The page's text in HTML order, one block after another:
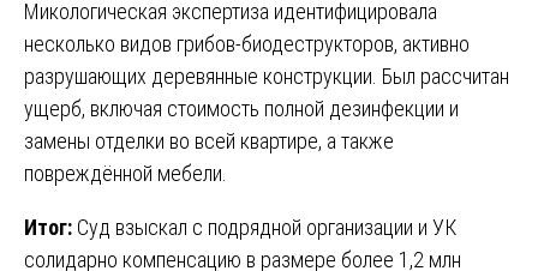
Микологическая экспертиза идентифицировала
несколько видов грибов-биодеструкторов, активно
разрушающих деревянные конструкции. Был рассчитан
ущерб, включая стоимость полной дезинфекции и
замены отделки во всей квартире, а также
повреждённой мебели.
Итог: Суд взыскал с подрядной организации и УК
солидарно компенсацию в размере более 1,2 млн